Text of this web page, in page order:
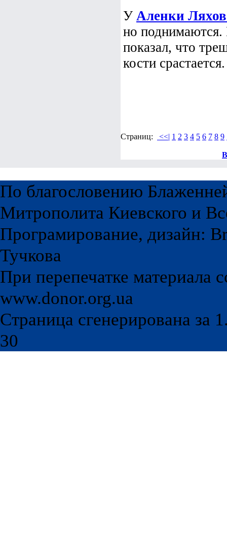
У Аленки
но поднимаются.
показал, что
кости
Страниц: <<| 1 2 3 4 5 6 7 8 9
По благословению
Митрополита Киевского и
Програмирование, дизайн:
Тучкова
При перепечатке материала
www.donor.org.ua
Страница сгенерирована за
30